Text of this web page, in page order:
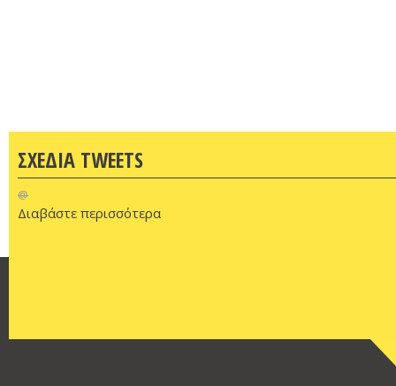
ΣΧΕΔΙΑ TWEETS
@
Διαβάστε περισσότερα